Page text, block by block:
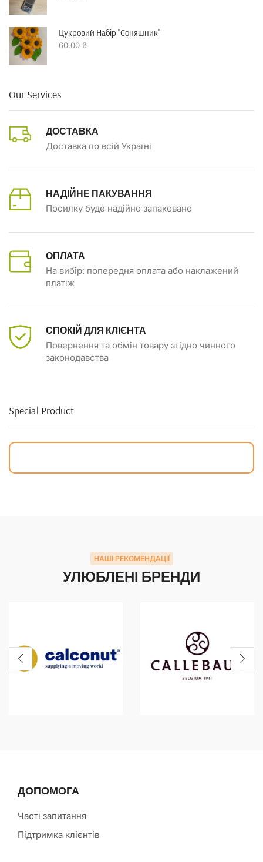
Цукровий Набір "Соняшник"
60,00 ₴
Our Services
ДОСТАВКА
Доставка по всій Україні
НАДІЙНЕ ПАКУВАННЯ
Посилку буде надійно запаковано
ОПЛАТА
На вибір: попередня оплата або наклажений
платіж
СПОКІЙ ДЛЯ КЛІЄНТА
Повернення та обмін товару згідно чинного
законодавства
Special Product
НАШІ РЕКОМЕНДАЦІЇ
УЛЮБЛЕНІ БРЕНДИ
ДОПОМОГА
Часті запитання
Підтримка клієнтів